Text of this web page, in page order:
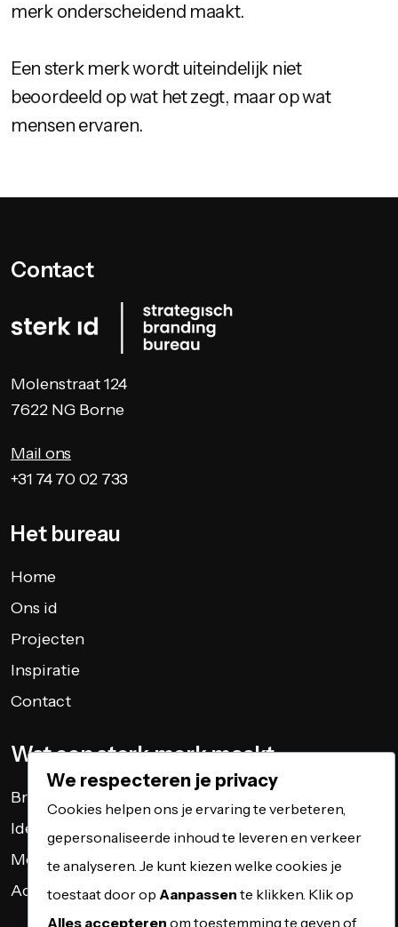
merk onderscheidend maakt.
Een sterk merk wordt uiteindelijk niet
beoordeeld op wat het zegt, maar op wat
mensen ervaren.
Contact
Molenstraat 124
7622 NG Borne
Mail ons
+31 74 70 02 733
Het bureau
Home
Ons id
Projecten
Inspiratie
Contact
Wat een sterk merk maakt
Branding
Identiteit
Merkbeleving
Activatie
We respecteren je privacy
Cookies helpen ons je ervaring te verbeteren,
gepersonaliseerde inhoud te leveren en verkeer
te analyseren. Je kunt kiezen welke cookies je
toestaat door op Aanpassen te klikken. Klik op
Alles accepteren om toestemming te geven of